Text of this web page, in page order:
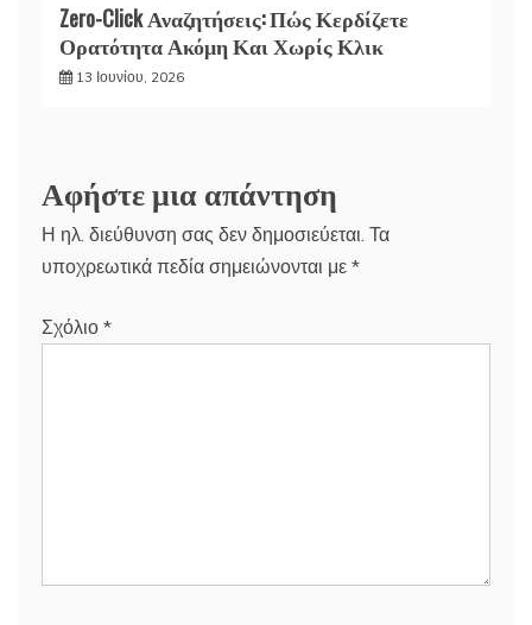
Zero-Click Αναζητήσεις: Πώς Κερδίζετε
Ορατότητα Ακόμη Και Χωρίς Κλικ
13 Ιουνίου, 2026
Αφήστε μια απάντηση
Η ηλ. διεύθυνση σας δεν δημοσιεύεται. Τα
υποχρεωτικά πεδία σημειώνονται με *
Σχόλιο *